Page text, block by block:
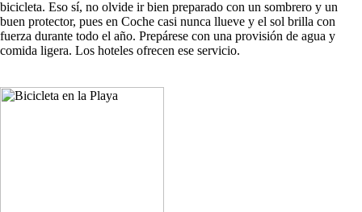
bicicleta. Eso sí, no olvide ir bien preparado con un sombrero y un
buen protector, pues en Coche casi nunca llueve y el sol brilla con
fuerza durante todo el año. Prepárese con una provisión de agua y
comida ligera. Los hoteles ofrecen ese servicio.